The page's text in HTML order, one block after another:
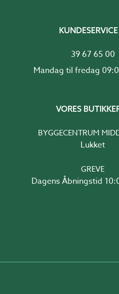
KUNDESERVICE
39 67 65 00
Mandag
VORES
BYGGECENTRUM
Lukket
GREVE
Dagens Åbningstid